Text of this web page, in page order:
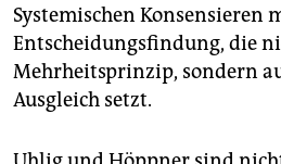
Systemischen Konsensieren
Entscheidungsfindung, die
Mehrheitsprinzip, sondern
Ausgleich setzt.